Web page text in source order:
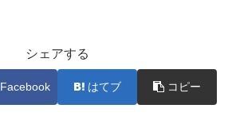
シェアする
Facebook はてブ コピー